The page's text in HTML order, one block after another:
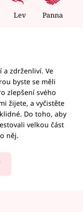
Lev Panna
zdrženliví. Ve
byste se měli
zlepšení svého
žijete, a vyčistěte
Do toho, aby
velkou část
něj.